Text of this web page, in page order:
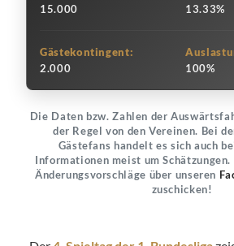
15.000
13.33%
Gästekontingent:
2.000
100%
Die Daten bzw. Zahlen der
der Regel von den Vereinen. Bei
Gästefans handelt es sich auch
Informationen meist um
Änderungsvorschläge über unseren
zuschicken!